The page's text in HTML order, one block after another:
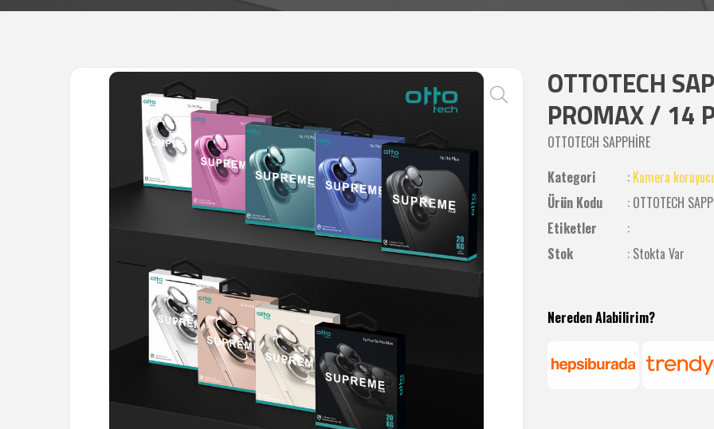
OTTOTECH
PROMAX / 14
OTTOTECH SAPPHİRE
Kategori
: Kamera
Ürün Kodu
: OTTOTECH
Etiketler
:
Stok
: Stokta Var
Nereden Alabilirim?